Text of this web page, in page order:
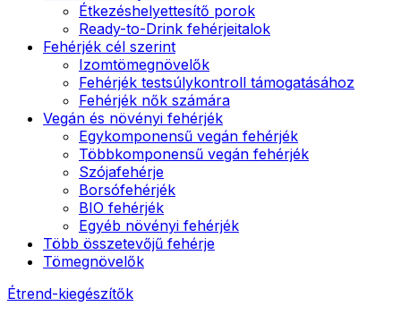
Étkezéshelyettesítő porok
Ready-to-Drink fehérjeitalok
Fehérjék cél szerint
Izomtömegnövelők
Fehérjék testsúlykontroll támogatásához
Fehérjék nők számára
Vegán és növényi fehérjék
Egykomponensű vegán fehérjék
Többkomponensű vegán fehérjék
Szójafehérje
Borsófehérjék
BIO fehérjék
Egyéb növényi fehérjék
Több összetevőjű fehérje
Tömegnövelők
Étrend-kiegészítők